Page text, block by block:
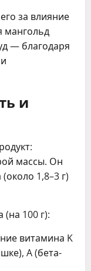
за влияние
мангольд
— благодаря
и
массы. Он
1,8–3 г)
100 г):
витамина K
A (бета-